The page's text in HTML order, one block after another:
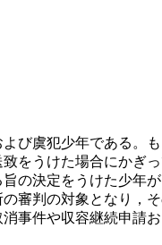
虞犯少年である。
をうけた場合にかぎ
の決定をうけた少年
審判の対象となり，
事件や収容継続申請